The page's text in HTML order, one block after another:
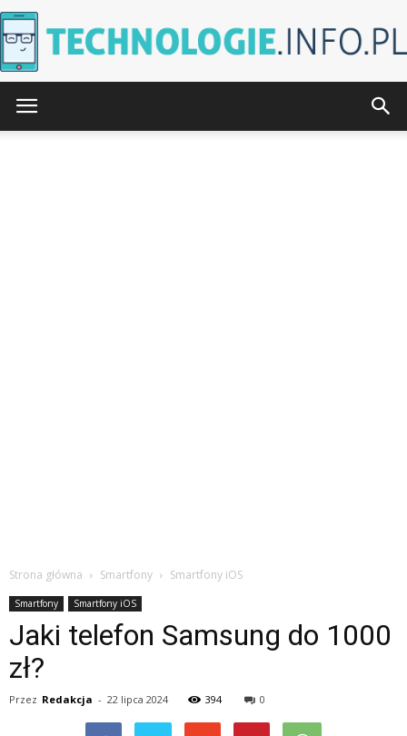
Strona główna Smartfony Smartfony iOS
Smartfony Smartfony iOS
Jaki telefon Samsung do 1000
zł?
Przez Redakcja - 22 lipca 2024 394 0